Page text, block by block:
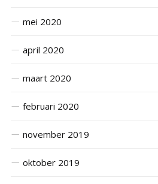
mei 2020
april 2020
maart 2020
februari 2020
november 2019
oktober 2019